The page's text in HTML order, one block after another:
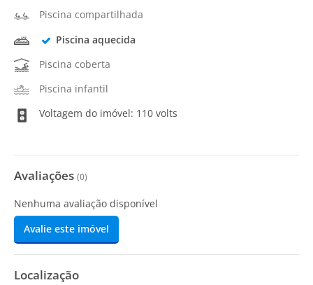
Piscina compartilhada
Piscina aquecida
Piscina coberta
Piscina infantil
Voltagem do imóvel: 110 volts
Avaliações (0)
Nenhuma avaliação disponível
Avalie este imóvel
Localização